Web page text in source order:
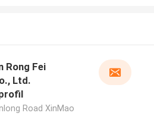
Rong Fei
Ltd.
Road XinMao